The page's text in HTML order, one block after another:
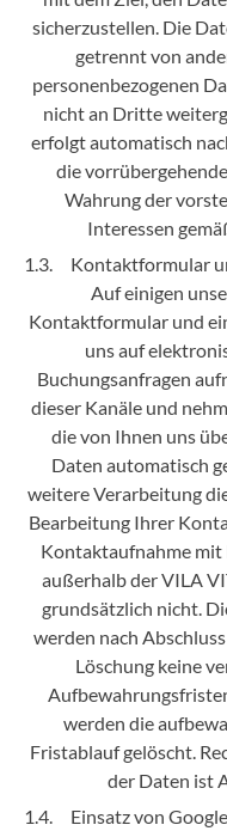
sicherzustellen. Die
getrennt von
personenbezogenen
nicht an Dritte
erfolgt automatisch
die
Wahrung der
Interessen
1.3. Kontaktformular
Auf einigen
Kontaktformular und
uns auf
Buchungsanfragen
dieser Kanäle und
die von Ihnen uns
Daten automatisch
weitere Verarbeitung
Bearbeitung Ihrer
Kontaktaufnahme mit
außerhalb der VILA
grundsätzlich nicht.
werden nach
Löschung keine
werden die
Fristablauf gelöscht.
der Daten ist
1.4. Einsatz von